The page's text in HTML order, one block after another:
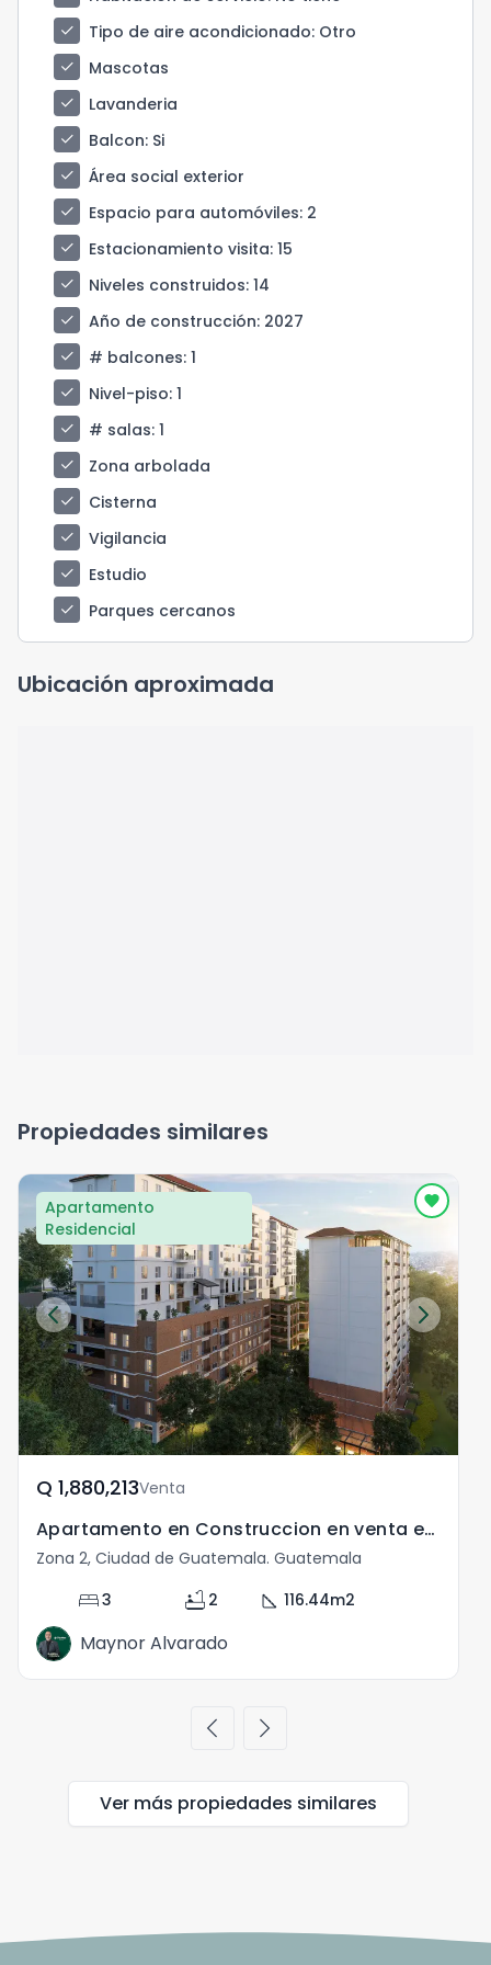
check
Tipo de aire acondicionado: Otro
check
Mascotas
check
Lavanderia
check
Balcon: Si
check
Área social exterior
check
Espacio para automóviles: 2
check
Estacionamiento visita: 15
check
Niveles construidos: 14
check
Año de construcción: 2027
check
# balcones: 1
check
Nivel-piso: 1
check
# salas: 1
check
Zona arbolada
check
Cisterna
check
Vigilancia
check
Estudio
check
Parques cercanos
Ubicación aproximada
Propiedades similares
Apartamento
Residencial
Q	1,880,213Venta
Apartamento en Construccion en venta en la zona 2
Zona 2, Ciudad de Guatemala. Guatemala
bed3 bathtub 2 square_foot 116.44m2
Maynor Alvarado
chevron_left chevron_right
Ver más propiedades similares